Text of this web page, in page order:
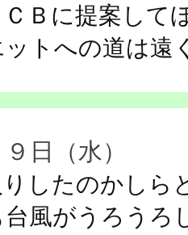
Ｂに提案して
ットへの道は遠
日（水）
したのかしら
台風がうろうろ